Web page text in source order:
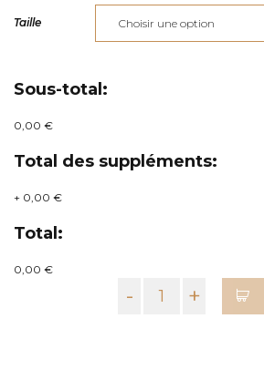
€285,00
Taille
Sous-total:
0,00 €
Total des suppléments:
+ 0,00 €
Total:
0,00 €
- +